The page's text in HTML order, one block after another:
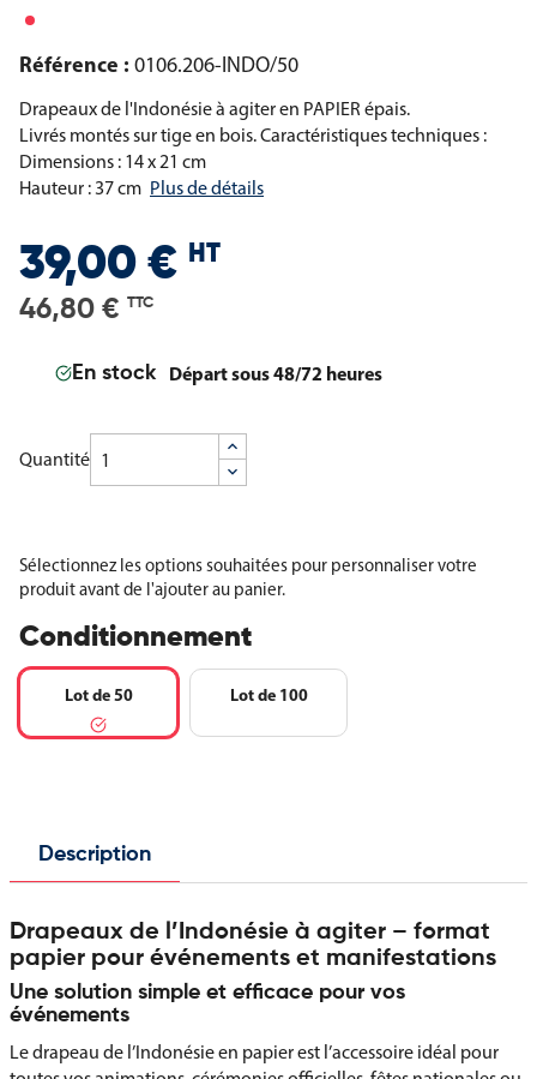
Référence : 0106.206-INDO/50
Drapeaux de l'Indonésie à agiter en PAPIER épais.
Livrés montés sur tige en bois.Caractéristiques techniques :
Dimensions : 14 x 21 cm
Hauteur : 37 cm Plus de détails
39,00 € HT
46,80 € TTC
En stock Départ sous 48/72 heures
Quantité
Sélectionnez les options souhaitées pour personnaliser votre
produit avant de l'ajouter au panier.
Conditionnement
Lot de 50 Lot de 100
Description
Drapeaux de l’Indonésie à agiter – format
papier pour événements et manifestations
Une solution simple et efficace pour vos
événements
Le drapeau de l’Indonésie en papier est l’accessoire idéal pour